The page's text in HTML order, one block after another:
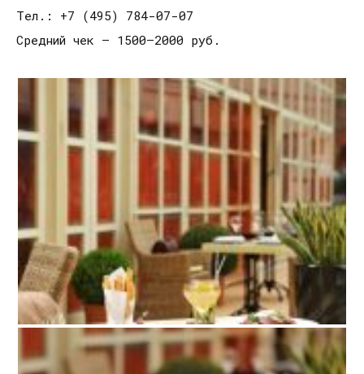
Тел.: +7 (495) 784-07-07
Средний чек – 1500–2000 руб.